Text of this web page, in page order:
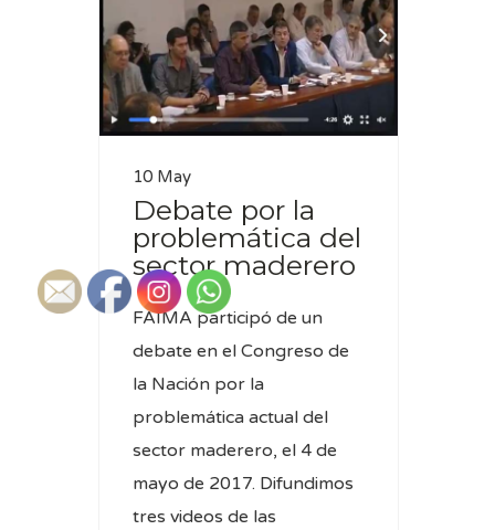
10 May
Debate por la
problemática del
sector maderero
FAIMA participó de un
debate en el Congreso de
la Nación por la
problemática actual del
sector maderero, el 4 de
mayo de 2017. Difundimos
tres videos de las